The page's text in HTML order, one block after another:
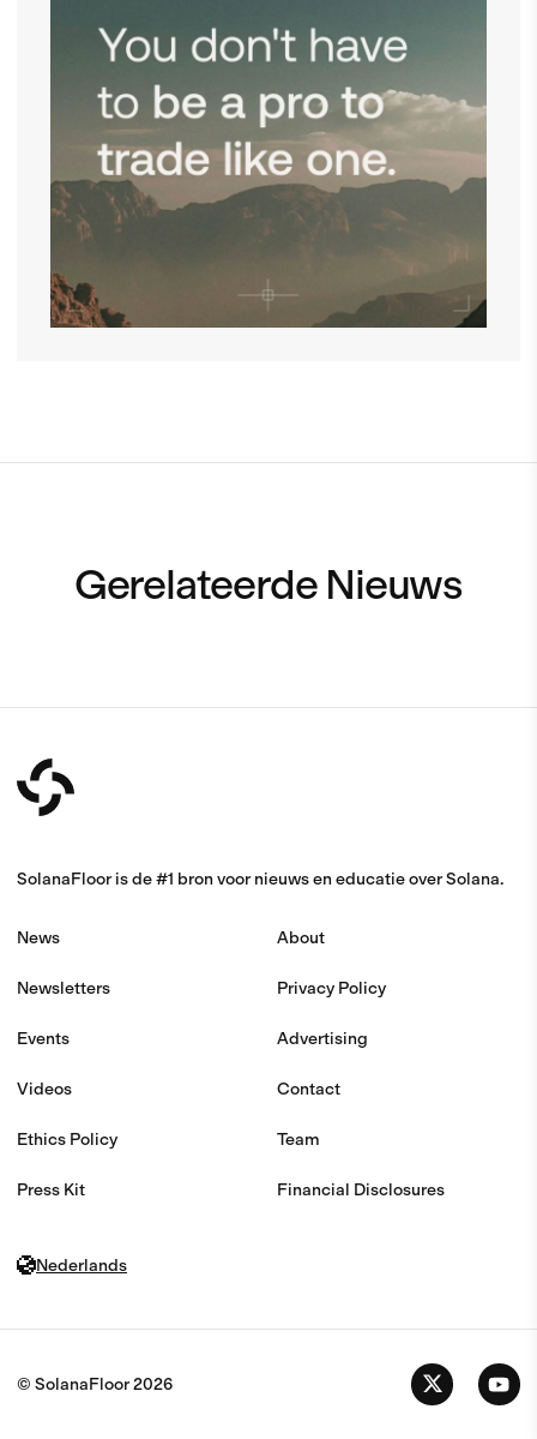
Gerelateerde Nieuws
SolanaFloor is de #1 bron voor nieuws en educatie over Solana.
News
Newsletters
Events
Videos
Ethics Policy
Press Kit
About
Privacy Policy
Advertising
Contact
Team
Financial Disclosures
Nederlands
© SolanaFloor2026